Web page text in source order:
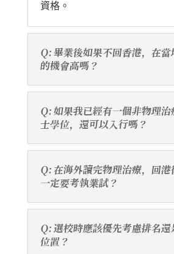
資格。
Q: 畢業後如果不回香港，在當
的機會高嗎？
Q: 如果我已經有一個非物理治
士學位，還可以入行嗎？
Q: 在海外讀完物理治療，回港
一定要考執業試？
Q: 選校時應該優先考慮排名還
位置？